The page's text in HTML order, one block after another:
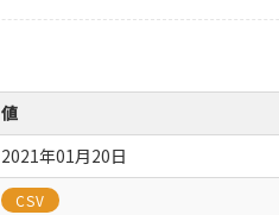
値
2021年01月20日
CSV